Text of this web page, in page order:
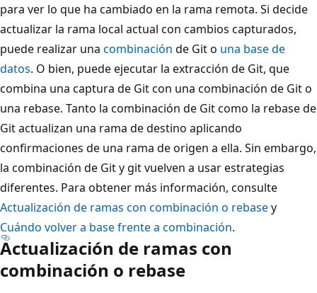
para ver lo que ha cambiado en la rama remota. Si decide
actualizar la rama local actual con cambios capturados,
puede realizar una combinación de Git o una base de
datos. O bien, puede ejecutar la extracción de Git, que
combina una captura de Git con una combinación de Git o
una rebase. Tanto la combinación de Git como la rebase de
Git actualizan una rama de destino aplicando
confirmaciones de una rama de origen a ella. Sin embargo,
la combinación de Git y git vuelven a usar estrategias
diferentes. Para obtener más información, consulte
Actualización de ramas con combinación o rebasey
Cuándo volver a base frente a combinación.
Actualización de ramas con
combinación o rebase